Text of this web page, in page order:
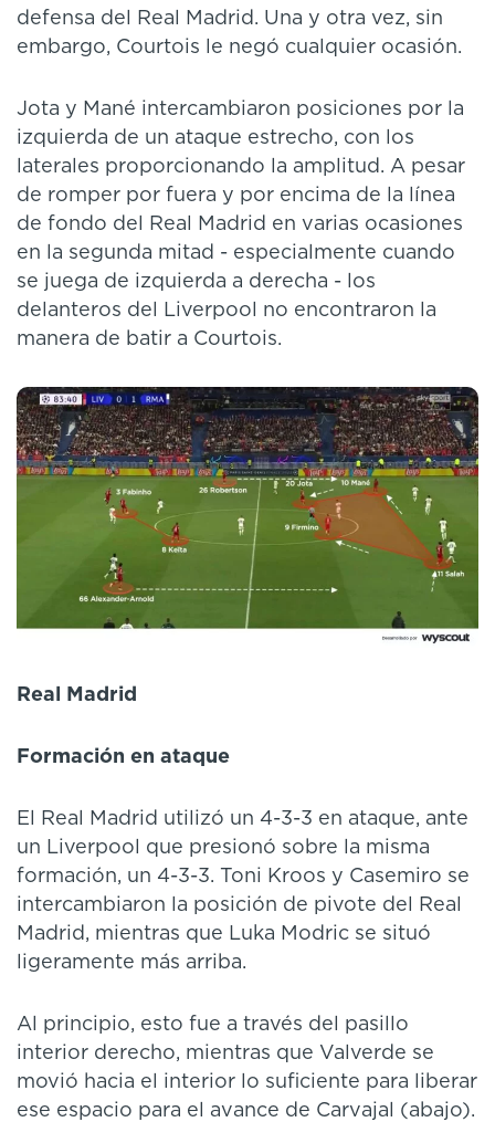
defensa del Real Madrid. Una y otra vez, sin
embargo, Courtois le negó cualquier ocasión.
Jota y Mané intercambiaron posiciones por la
izquierda de un ataque estrecho, con los
laterales proporcionando la amplitud. A pesar
de romper por fuera y por encima de la línea
de fondo del Real Madrid en varias ocasiones
en la segunda mitad - especialmente cuando
se juega de izquierda a derecha - los
delanteros del Liverpool no encontraron la
manera de batir a Courtois.
Real Madrid
Formación en ataque
El Real Madrid utilizó un 4-3-3 en ataque, ante
un Liverpool que presionó sobre la misma
formación, un 4-3-3. Toni Kroos y Casemiro se
intercambiaron la posición de pivote del Real
Madrid, mientras que Luka Modric se situó
ligeramente más arriba.
Al principio, esto fue a través del pasillo
interior derecho, mientras que Valverde se
movió hacia el interior lo suficiente para liberar
ese espacio para el avance de Carvajal (abajo).